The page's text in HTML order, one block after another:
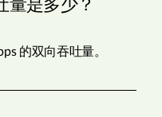
量是多少？
的双向吞吐量。